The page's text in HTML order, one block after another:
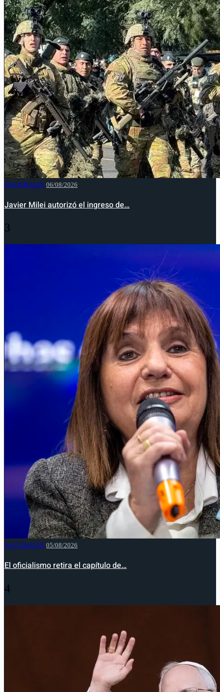
NACIONALES 06/08/2026
Javier Milei autorizó el ingreso de…
3
NACIONALES 05/08/2026
El oficialismo retira el capítulo de…
4